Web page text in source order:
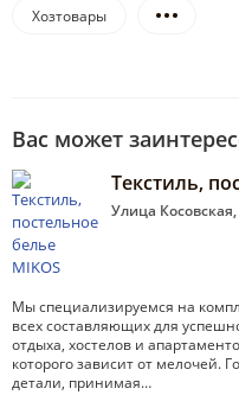
Хозтовары
Вас может
Текстиль,
Улица
Мы специализируемся на
всех составляющих для
отдыха, хостелов и
которого зависит от
детали, принимая…